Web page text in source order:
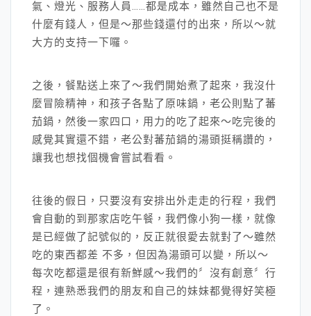
氣、燈光、服務人員……都是成本，雖然自己也不是
什麼有錢人，但是～那些錢還付的出來，所以～就
大方的支持一下囉。
之後，餐點送上來了～我們開始煮了起來，我沒什
麼冒險精神，和孩子各點了原味鍋，老公則點了蕃
茄鍋，然後一家四口，用力的吃了起來～吃完後的
感覺其實還不錯，老公對蕃茄鍋的湯頭挺稱讚的，
讓我也想找個機會嘗試看看。
往後的假日，只要沒有安排出外走走的行程，我們
會自動的到那家店吃午餐，我們像小狗一樣，就像
是已經做了記號似的，反正就很愛去就對了～雖然
吃的東西都差 不多，但因為湯頭可以變，所以～
每次吃都還是很有新鮮感～我們的〞沒有創意〞行
程，連熟悉我們的朋友和自己的妹妹都覺得好笑極
了。